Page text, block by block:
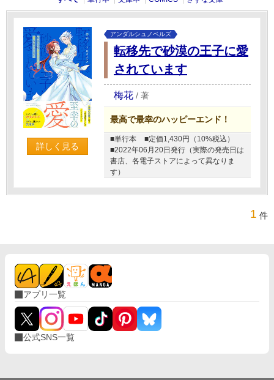
詳しく見る
アンダルシュノベルズ
転移先で砂漠の王子に愛
されています
梅花 / 著
最高で最幸のハッピーエンド！
■単行本
■定価1,430円（10%税込）
■2022年06月20日発行（実際の発売日は
書店、各電子ストアによって異なりま
す）
1 件
アプリ一覧
公式SNS一覧